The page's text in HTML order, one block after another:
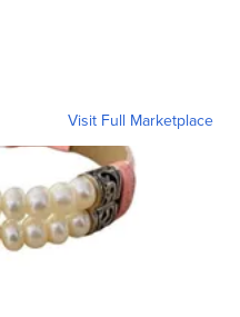
Visit Full Marketplace